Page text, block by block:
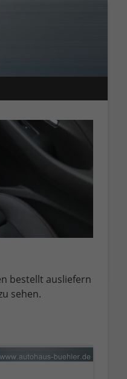
bestellt ausliefern
sehen.